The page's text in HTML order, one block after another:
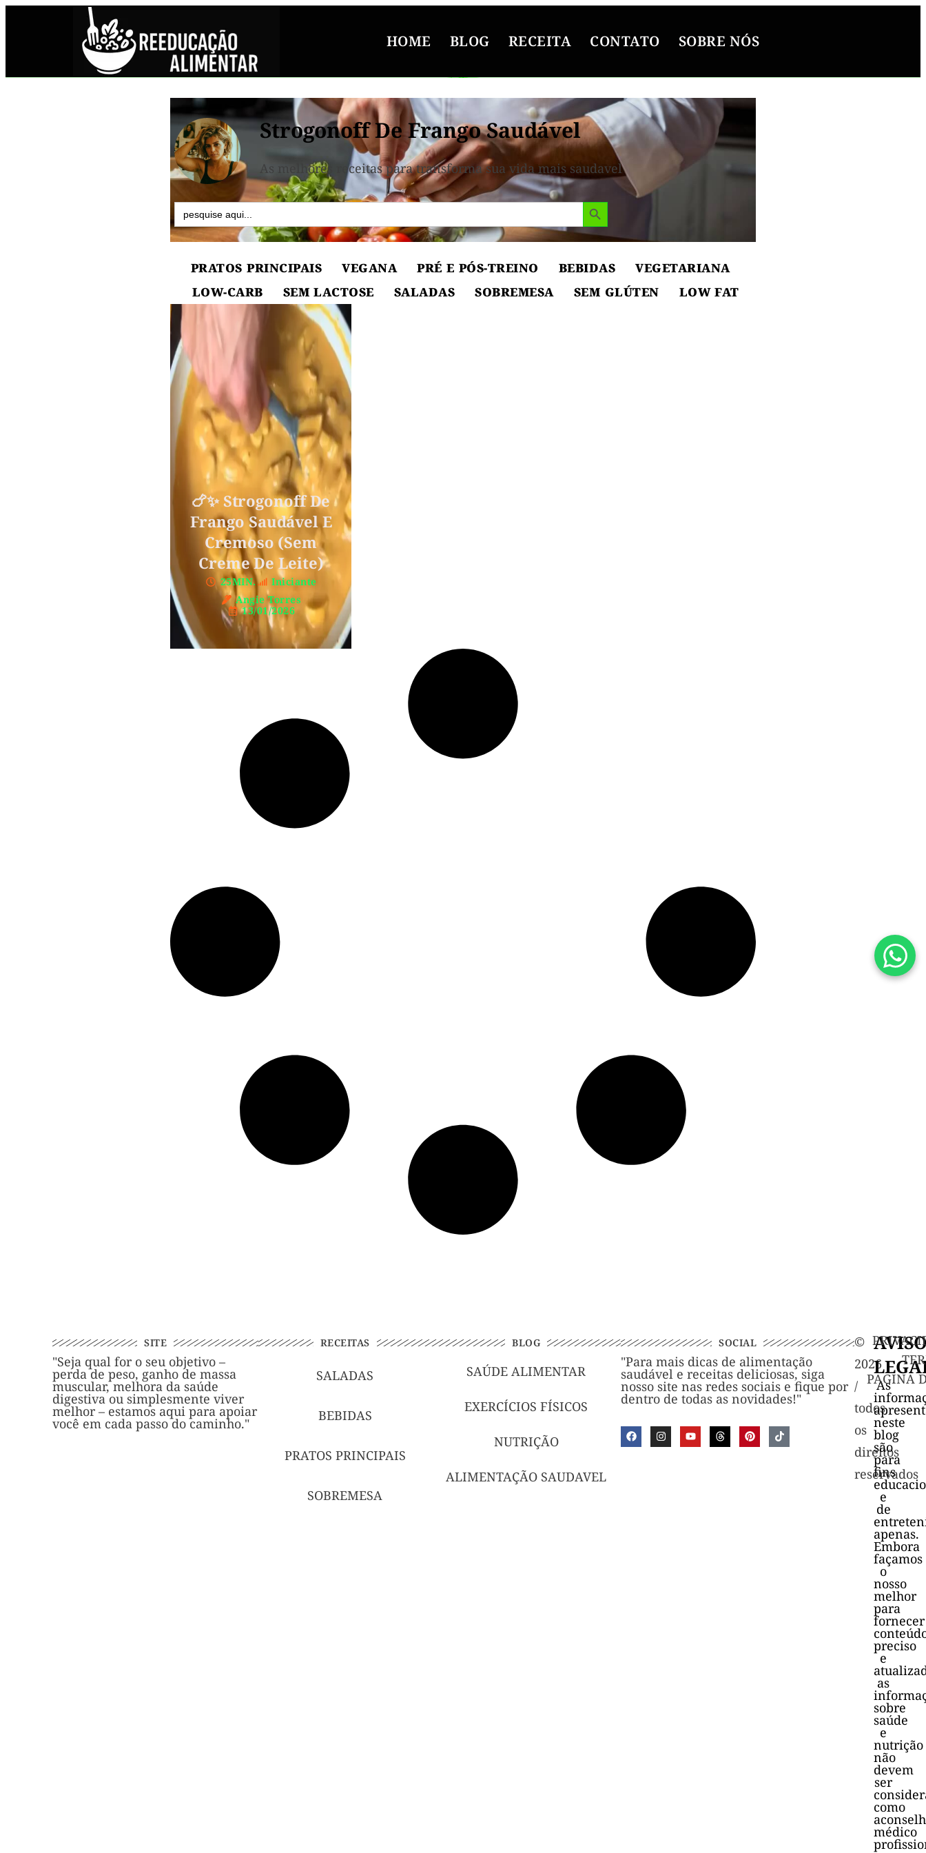
HOME BLOG RECEITA CONTATO SOBRE NÓS
Strogonoff De Frango Saudável
As melhores receitas para transforma sua vida mais saudavel
Search
for:
Search Button
PRATOS PRINCIPAIS VEGANA PRÉ E PÓS-TREINO BEBIDAS
VEGETARIANA
LOW-CARB
SEM LACTOSE SALADAS SOBREMESA SEM GLÚTEN LOW FAT
🍗✨ Strogonoff De
Frango Saudável E
Cremoso (Sem
Creme De Leite)
25MIN.
Iniciante
Angie Torres
13/01/2026
SITE
"Seja qual for o seu objetivo –
perda de peso, ganho de massa
muscular, melhora da saúde
digestiva ou simplesmente viver
melhor – estamos aqui para apoiar
você em cada passo do caminho."
RECEITAS
SALADAS
BEBIDAS
PRATOS PRINCIPAIS
SOBREMESA
BLOG
SAÚDE ALIMENTAR
EXERCÍCIOS FÍSICOS
NUTRIÇÃO
ALIMENTAÇÃO SAUDAVEL
SOCIAL
"Para mais dicas de alimentação
saudável e receitas deliciosas, siga
nosso site nas redes sociais e fique por
dentro de todas as novidades!"
©️
2026
/
todos
os
direitos
reservados
PAGINA
As
neste
blog
são
para
fins
e
de
apenas.
Embora
façamos
o
nosso
melhor
para
fornecer
preciso
e
as
sobre
saúde
e
nutrição
não
devem
ser
como
médico